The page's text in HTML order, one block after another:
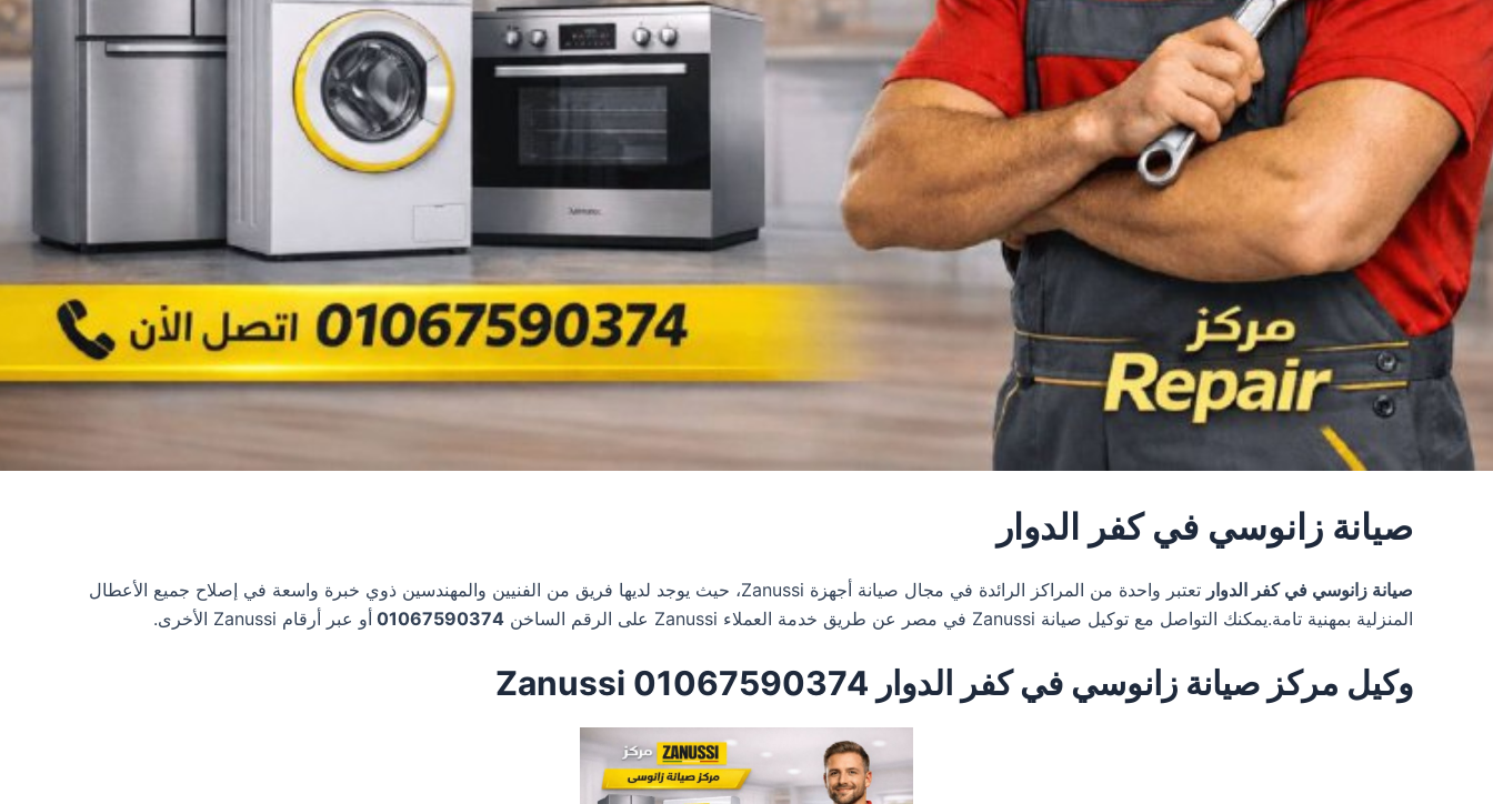
صيانة زانوسي في كفر الدوار
صيانة زانوسي في كفر الدوار
تعتبر واحدة من المراكز الرائدة في مجال صيانة أجهزة Zanussi، حيث يوجد لديها فريق من الفنيين والمهندسين ذوي خبرة واسعة في إصلاح جميع الأعطال
المنزلية بمهنية تامة.يمكنك التواصل مع توكيل صيانة Zanussi في مصر عن طريق خدمة العملاء Zanussi على الرقم الساخن
01067590374 أو عبر أرقام Zanussi الأخرى.
وكيل مركز صيانة زانوسي في كفر الدوار 01067590374 Zanussi